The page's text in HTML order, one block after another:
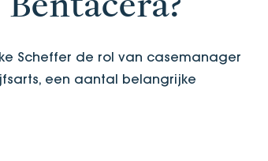
Scheffer de rol van casemanager
een aantal belangrijke